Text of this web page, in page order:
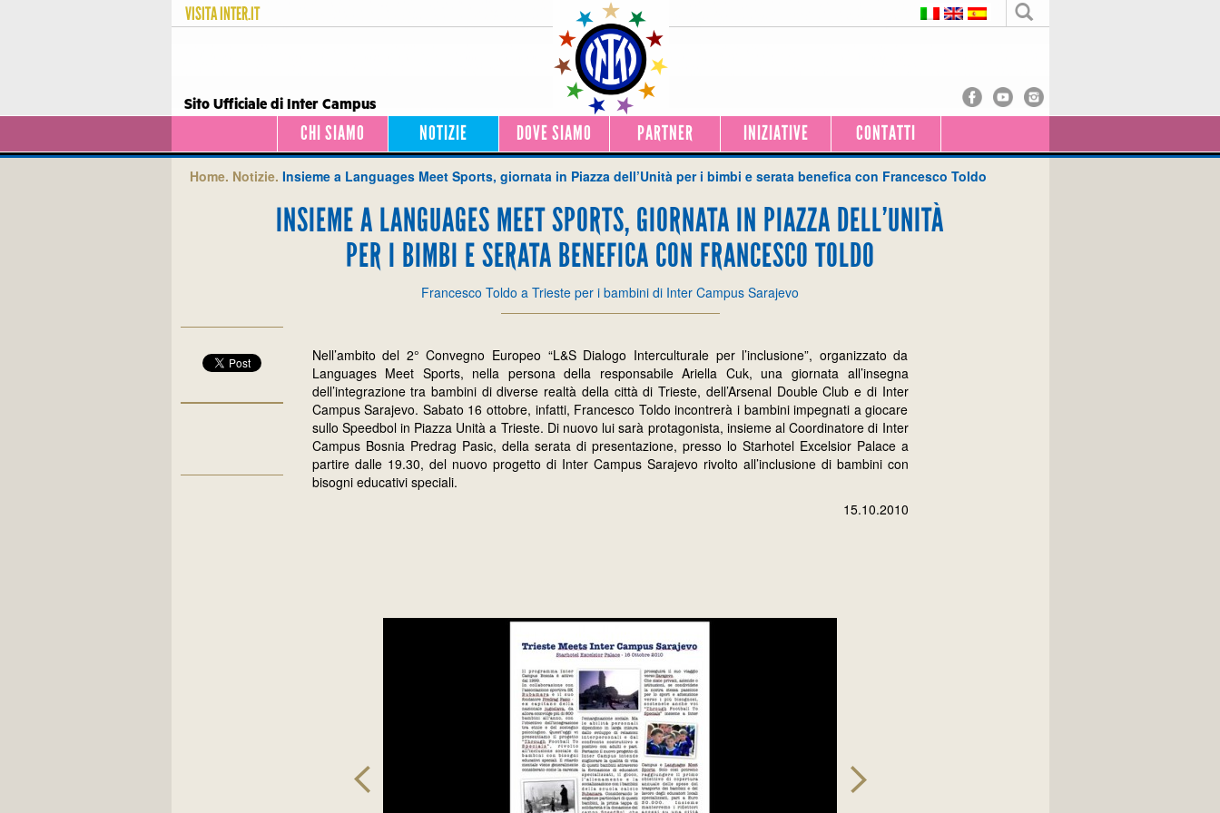
VISITAINTER.IT
Sito Ufficiale di Inter Campus
CHI SIAMO NOTIZIE DOVE SIAMO PARTNER INIZIATIVE CONTATTI
Home. Notizie. Insieme a Languages Meet Sports, giornata in Piazza dell’Unità per i bimbi e serata benefica con Francesco Toldo
INSIEME A LANGUAGES MEET SPORTS, GIORNATA IN PIAZZA DELL’UNITÀ
PER I BIMBI E SERATA BENEFICA CON FRANCESCO TOLDO
Francesco Toldo a Trieste per i bambini di Inter Campus Sarajevo
Nell’ambito del 2° Convegno Europeo “L&S Dialogo Interculturale per l’inclusione”, organizzato da
Languages Meet Sports, nella persona della responsabile Ariella Cuk, una giornata all’insegna
dell’integrazione tra bambini di diverse realtà della città di Trieste, dell’Arsenal Double Club e di Inter
Campus Sarajevo. Sabato 16 ottobre, infatti, Francesco Toldo incontrerà i bambini impegnati a giocare
sullo Speedbol in Piazza Unità a Trieste. Di nuovo lui sarà protagonista, insieme al Coordinatore di Inter
Campus Bosnia Predrag Pasic, della serata di presentazione, presso lo Starhotel Excelsior Palace a
partire dalle 19.30, del nuovo progetto di Inter Campus Sarajevo rivolto all’inclusione di bambini con
bisogni educativi speciali.
15.10.2010